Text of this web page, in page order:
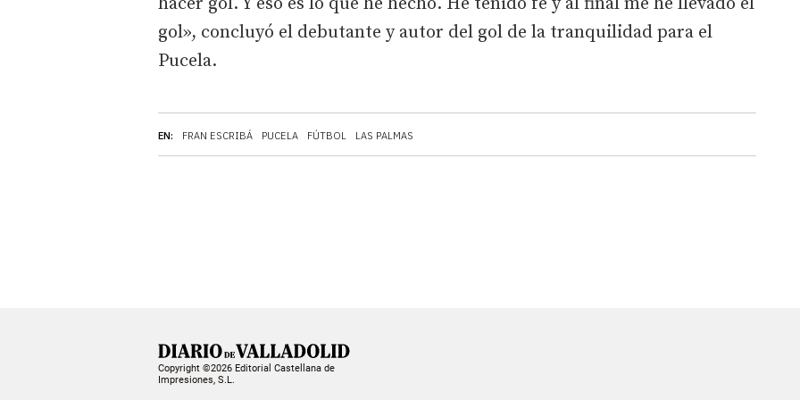
EN: FRAN ESCRIBÁ PUCELA FÚTBOL LAS PALMAS
gol», concluyó el debutante y autor del gol de la tranquilidad para el
Pucela.
Copyright ©2026 Editorial Castellana de
Impresiones, S.L.